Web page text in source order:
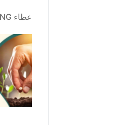
عطاء GIVING